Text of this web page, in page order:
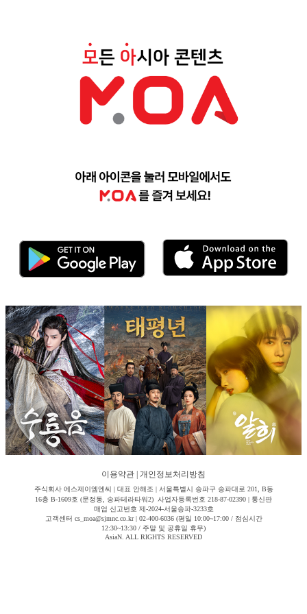
이용약관 개인정보처리방침
주식회사 에스제이엠엔씨 | 대표 안해조 | 서울특별시 송파구 송파대로 201, B동
16층 B-1609호 (문정동, 송파테라타워2) 사업자등록번호 218-87-02390 | 통신판
매업 신고번호 제-2024-서울송파-3233호
고객센터 cs_moa@sjmnc.co.kr | 02-400-6036 (평일 10:00~17:00 / 점심시간
12:30~13:30 / 주말 및 공휴일 휴무)
AsiaN. ALL RIGHTS RESERVED